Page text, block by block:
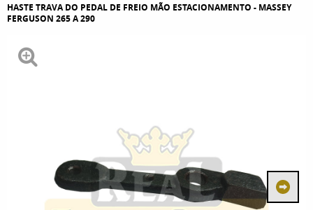
HASTE TRAVA DO PEDAL DE FREIO MÃO ESTACIONAMENTO - MASSEY
FERGUSON 265 A 290